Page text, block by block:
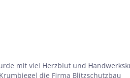
mit viel Herzblut und
die Firma Blitzschutzbau